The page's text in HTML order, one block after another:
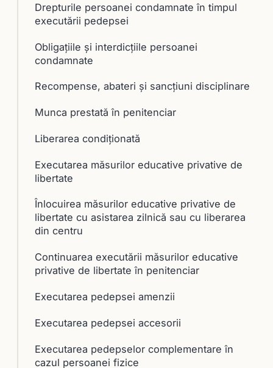
Drepturile persoanei condamnate în timpul
executării pedepsei
Obligațiile şi interdicțiile persoanei
condamnate
Recompense, abateri şi sancţiuni disciplinare
Munca prestată în penitenciar
Liberarea condiționată
Executarea măsurilor educative privative de
libertate
Înlocuirea măsurilor educative privative de
libertate cu asistarea zilnică sau cu liberarea
din centru
Continuarea executării măsurilor educative
privative de libertate în penitenciar
Executarea pedepsei amenzii
Executarea pedepsei accesorii
Executarea pedepselor complementare în
cazul persoanei fizice